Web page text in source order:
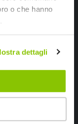
o che hanno
dettagli